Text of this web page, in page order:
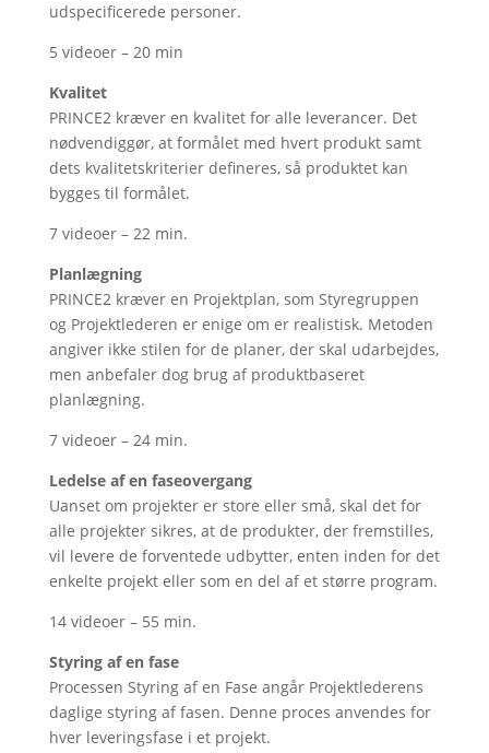
udspecificerede personer.
5 videoer – 20 min
Kvalitet
PRINCE2 kræver en kvalitet for alle leverancer. Det
nødvendiggør, at formålet med hvert produkt samt
dets kvalitetskriterier defineres, så produktet kan
bygges til formålet.
7 videoer – 22 min.
Planlægning
PRINCE2 kræver en Projektplan, som Styregruppen
og Projektlederen er enige om er realistisk. Metoden
angiver ikke stilen for de planer, der skal udarbejdes,
men anbefaler dog brug af produktbaseret
planlægning.
7 videoer – 24 min.
Ledelse af en faseovergang
Uanset om projekter er store eller små, skal det for
alle projekter sikres, at de produkter, der fremstilles,
vil levere de forventede udbytter, enten inden for det
enkelte projekt eller som en del af et større program.
14 videoer – 55 min.
Styring af en fase
Processen Styring af en Fase angår Projektlederens
daglige styring af fasen. Denne proces anvendes for
hver leveringsfase i et projekt.